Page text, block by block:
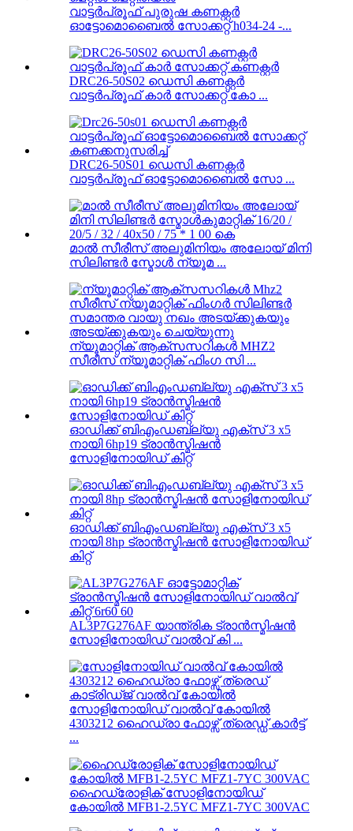
വാട്ടർപ്രൂഫ് പുരുഷ കണക്റ്റർ
ഓട്ടോമൊബൈൽ സോക്കറ്റ് h034-24 -...
DRC26-50S02 ഡെസി കണക്റ്റർ
വാട്ടർപ്രൂഫ് കാർ സോക്കറ്റ് കോ ...
DRC26-50S01 ഡെസി കണക്റ്റർ
വാട്ടർപ്രൂഫ് ഓട്ടോമൊബൈൽ സോ ...
മാൽ സീരീസ് അലുമിനിയം അലോയ് മിനി
സിലിണ്ടർ സ്മോൾ ന്യൂമ ...
ന്യൂമാറ്റിക് ആക്സസറികൾ MHZ2
സീരീസ് ന്യൂമാറ്റിക് ഫിംഗ സി ...
ഓഡിക്ക് ബിഎംഡബ്ല്യു എക്സ് 3 x5
നായി 6hp19 ട്രാൻസ്മിഷൻ
സോളിനോയിഡ് കിറ്റ്
ഓഡിക്ക് ബിഎംഡബ്ല്യു എക്സ് 3 x5
നായി 8hp ട്രാൻസ്മിഷൻ സോളിനോയിഡ്
കിറ്റ്
AL3P7G276AF യാന്ത്രിക ട്രാൻസ്മിഷൻ
സോളിനോയിഡ് വാൽവ് കി ...
സോളിനോയിഡ് വാൽവ് കോയിൽ
4303212 ഹൈഡ്രാ ഫോഴ്സ് ത്രെഡ്ഡ് കാർട്ട്
...
ഹൈഡ്രോളിക് സോളിനോയിഡ്
കോയിൽ MFB1-2.5YC MFZ1-7YC 300VAC